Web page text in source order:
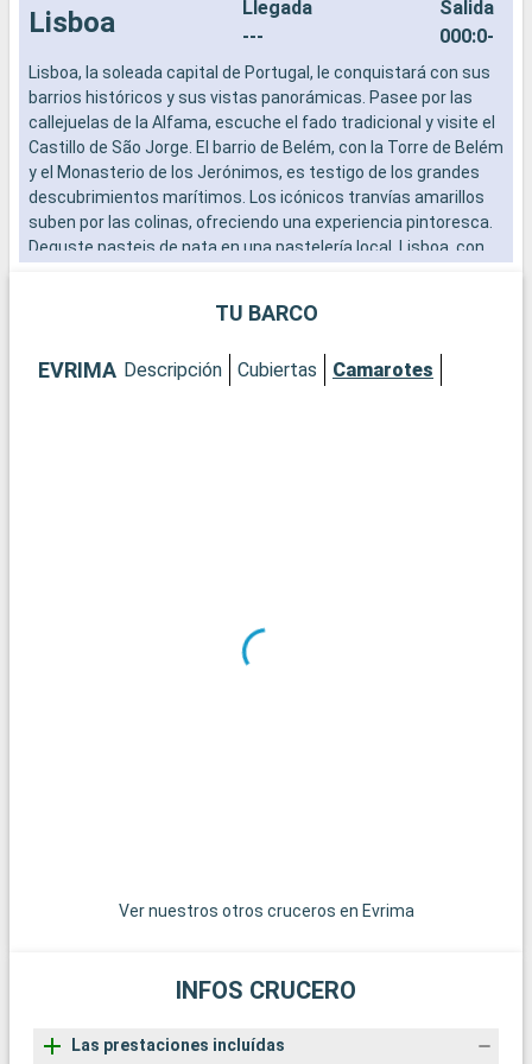
Lisboa
Llegada
---
Salida
000:0-
Lisboa, la soleada capital de Portugal, le conquistará con sus
barrios históricos y sus vistas panorámicas. Pasee por las
callejuelas de la Alfama, escuche el fado tradicional y visite el
Castillo de São Jorge. El barrio de Belém, con la Torre de Belém
y el Monasterio de los Jerónimos, es testigo de los grandes
descubrimientos marítimos. Los icónicos tranvías amarillos
suben por las colinas, ofreciendo una experiencia pintoresca.
Deguste pasteis de nata en una pastelería local. Lisboa, con
TU BARCO
EVRIMA Descripción Cubiertas Camarotes
Ver nuestros otros cruceros en Evrima
INFOS CRUCERO
Las prestaciones incluídas